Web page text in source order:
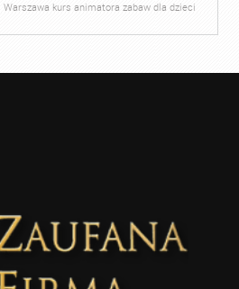
Warszawa kurs animatora zabaw dla dzieci